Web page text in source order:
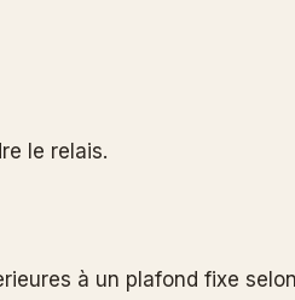
le relais.
à un plafond fixe